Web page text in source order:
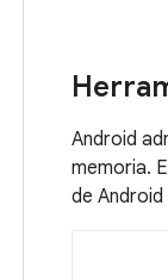
Android
memoria.
de Android